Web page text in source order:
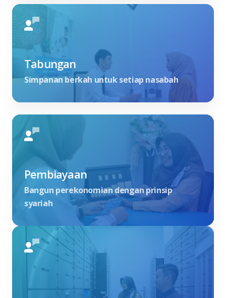
Tabungan
Simpanan berkah untuk setiap nasabah
Pembiayaan
Bangun perekonomian dengan prinsip
syariah